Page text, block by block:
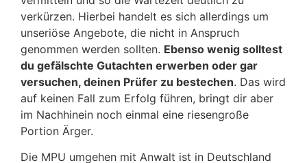
verkürzen. Hierbei handelt es sich allerdings um
unseriöse Angebote, die nicht in Anspruch
genommen werden sollten. Ebenso wenig solltest
du gefälschte Gutachten erwerben oder gar
versuchen, deinen Prüfer zu bestechen. Das wird
auf keinen Fall zum Erfolg führen, bringt dir aber
im Nachhinein noch einmal eine riesengroße
Portion Ärger.
Die MPU umgehen mit Anwalt ist in Deutschland